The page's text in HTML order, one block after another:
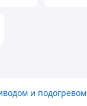
и подогревом